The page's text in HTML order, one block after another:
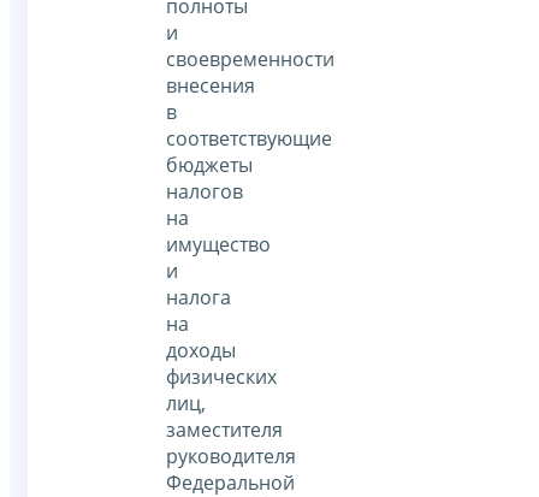
полноты
и
своевременности
внесения
в
соответствующие
бюджеты
налогов
на
имущество
и
налога
на
доходы
физических
лиц,
заместителя
руководителя
Федеральной